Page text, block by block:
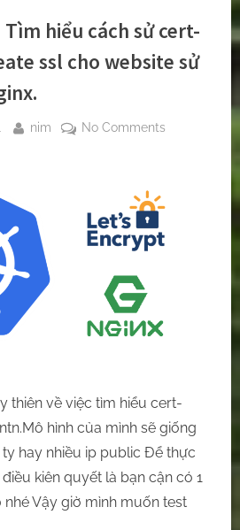
hiểu cách sử cert-
ssl cho website sử
By
nim No Commentson
hiểu
sử
sử
dụng
ingress
nginx.
thiên về việc tìm hiểu cert-
hình của mình sẽ giống
hay nhiều ip public Để thực
kiên quyết là bạn cận có 1
Vậy giờ mình muốn test